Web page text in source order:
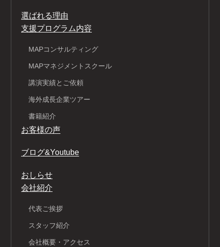
選ばれる理由
支援プログラム内容
MAPコンサルティング
MAPマネジメントスクール
講演実績とご依頼
海外成長企業ツアー
書籍紹介
お客様の声
ブログ&Youtube
おしらせ
会社紹介
代表ご挨拶
スタッフ紹介
会社概要・アクセス